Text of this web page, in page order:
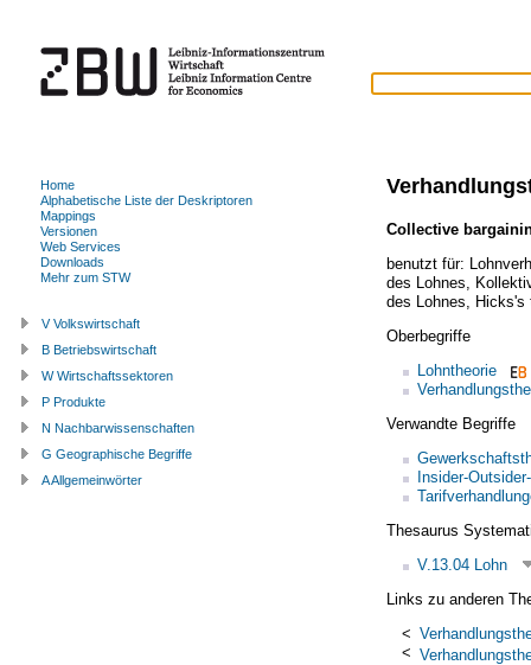
Collective
benutzt für:
des Lohnes
des Lohnes
Hicks's
Oberbegriffe
Lohntheorie
Verwandte Begriffe
Insider-
Thesaurus
V.13.04 Lohn
Links zu anderen
<
<
Home
Alphabetische Liste der Deskriptoren
Mappings
Versionen
Web Services
Downloads
Mehr zum STW
V Volkswirtschaft
B Betriebswirtschaft
W Wirtschaftssektoren
P Produkte
N Nachbarwissenschaften
G Geographische Begriffe
A Allgemeinwörter